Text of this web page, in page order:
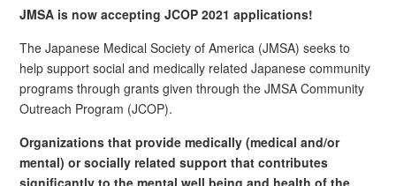
JMSA is now accepting JCOP 2021 applications!
The Japanese Medical Society of America (JMSA) seeks to
help support social and medically related Japanese community
programs through grants given through the JMSA Community
Outreach Program (JCOP).
Organizations that provide medically (medical and/or
mental) or socially related support that contributes
significantly to the mental well being and health of the